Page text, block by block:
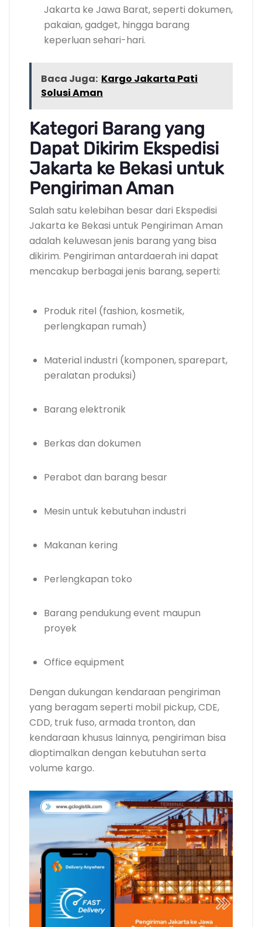
Jakarta ke Jawa Barat, seperti dokumen,
pakaian, gadget, hingga barang
keperluan sehari-hari.
Baca Juga: Kargo Jakarta Pati
Solusi Aman
Kategori Barang yang
Dapat Dikirim Ekspedisi
Jakarta ke Bekasi untuk
Pengiriman Aman
Salah satu kelebihan besar dari Ekspedisi
Jakarta ke Bekasi untuk Pengiriman Aman
adalah keluwesan jenis barang yang bisa
dikirim. Pengiriman antardaerah ini dapat
mencakup berbagai jenis barang, seperti:
Produk ritel (fashion, kosmetik,
perlengkapan rumah)
Material industri (komponen, sparepart,
peralatan produksi)
Barang elektronik
Berkas dan dokumen
Perabot dan barang besar
Mesin untuk kebutuhan industri
Makanan kering
Perlengkapan toko
Barang pendukung event maupun
proyek
Office equipment
Dengan dukungan kendaraan pengiriman
yang beragam seperti mobil pickup, CDE,
CDD, truk fuso, armada tronton, dan
kendaraan khusus lainnya, pengiriman bisa
dioptimalkan dengan kebutuhan serta
volume kargo.